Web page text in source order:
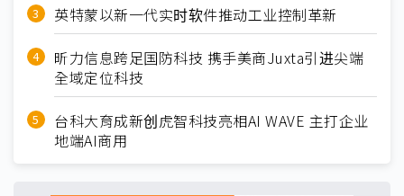
英特蒙以新一代实时软件推动工业控制革新
昕力信息跨足国防科技 携手美商Juxta引进尖端
全域定位科技
台科大育成新创虎智科技亮相AI WAVE 主打企业
地端AI商用